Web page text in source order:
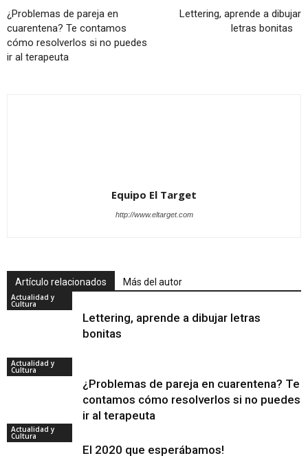
¿Problemas de pareja en
cuarentena? Te contamos
cómo resolverlos si no puedes
ir al terapeuta
Lettering, aprende a dibujar
letras bonitas
Equipo El Target
http://www.eltarget.com
Artículo relacionados Más del autor
Actualidad y
Cultura
Lettering, aprende a dibujar letras
bonitas
Actualidad y
Cultura
¿Problemas de pareja en cuarentena? Te
contamos cómo resolverlos si no puedes
ir al terapeuta
Actualidad y
Cultura
El 2020 que esperábamos!